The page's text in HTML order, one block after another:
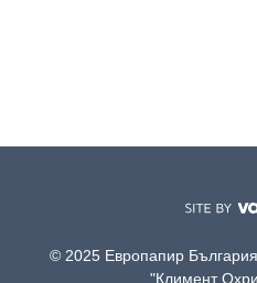
© 2025 Европапир
"Климент